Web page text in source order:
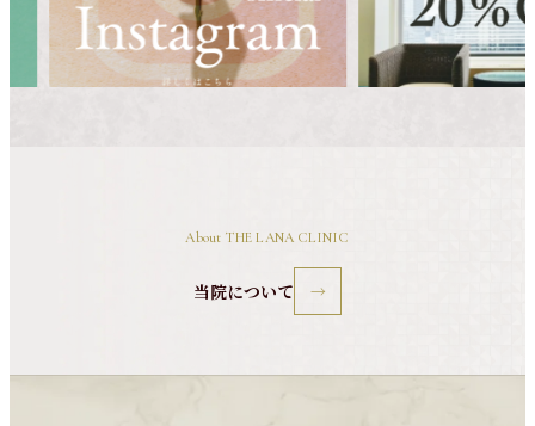
About THE LANA CLINIC
当院について